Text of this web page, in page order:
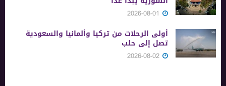
أولى الرحلات من ‏تركيا وألمانيا والسعودية
تصل إلى حلب